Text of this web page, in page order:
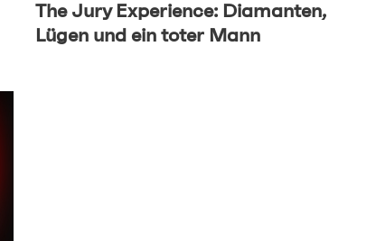
The Jury Experience: Diamanten,
Lügen und ein toter Mann